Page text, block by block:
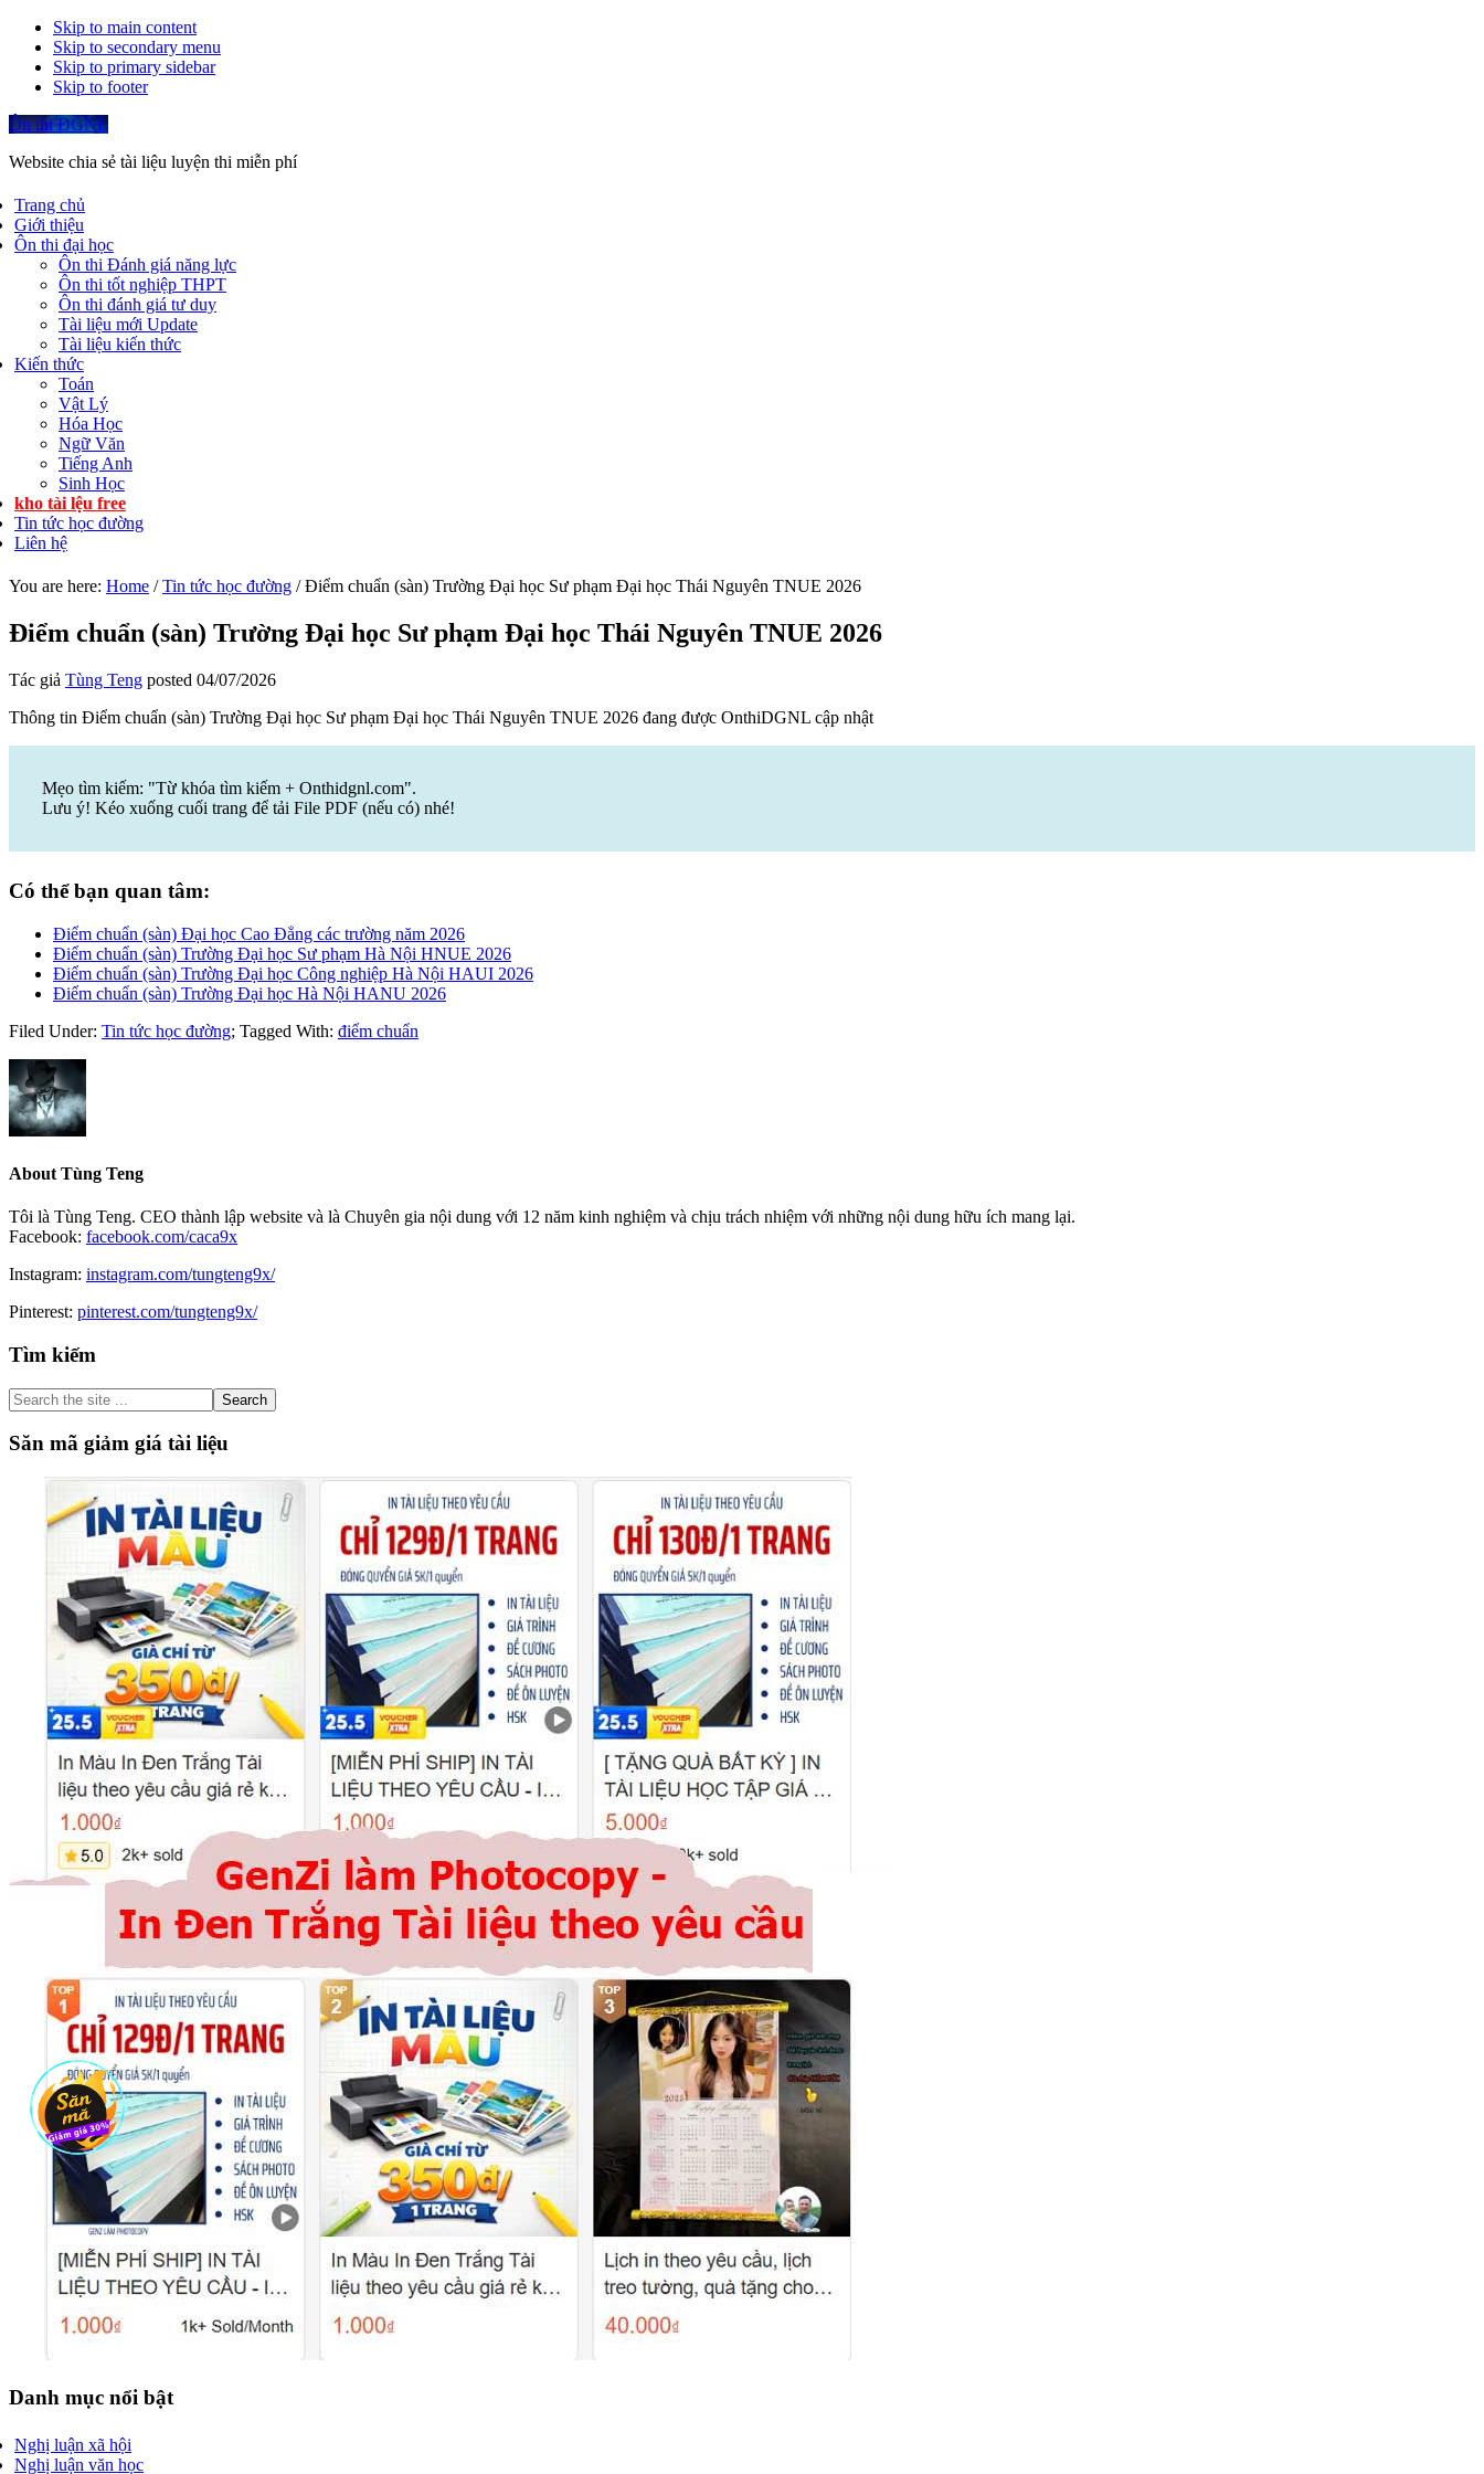
Skip to main content
Skip to secondary menu
Skip to primary sidebar
Skip to footer
Ôn thi ĐGNL
Website chia sẻ tài liệu luyện thi miễn phí
Trang chủ
Giới thiệu
Ôn thi đại học
Ôn thi Đánh giá năng lực
Ôn thi tốt nghiệp THPT
Ôn thi đánh giá tư duy
Tài liệu mới Update
Tài liệu kiến thức
Kiến thức
Toán
Vật Lý
Hóa Học
Ngữ Văn
Tiếng Anh
Sinh Học
kho tài lệu free
Tin tức học đường
Liên hệ
You are here: Home / Tin tức học đường /Điểm chuẩn (sàn) Trường Đại học Sư phạm Đại học Thái Nguyên TNUE 2026
Điểm chuẩn (sàn) Trường Đại học Sư phạm Đại học Thái Nguyên TNUE 2026
Tác giả Tùng Teng posted 04/07/2026
Thông tin Điểm chuẩn (sàn) Trường Đại học Sư phạm Đại học Thái Nguyên TNUE 2026 đang được OnthiDGNL cập nhật
Mẹo tìm kiếm: "Từ khóa tìm kiếm + Onthidgnl.com".
Lưu ý! Kéo xuống cuối trang để tải File PDF (nếu có) nhé!
Có thể bạn quan tâm:
Điểm chuẩn (sàn) Đại học Cao Đẳng các trường năm 2026
Điểm chuẩn (sàn) Trường Đại học Sư phạm Hà Nội HNUE 2026
Điểm chuẩn (sàn) Trường Đại học Công nghiệp Hà Nội HAUI 2026
Điểm chuẩn (sàn) Trường Đại học Hà Nội HANU 2026
Filed Under: Tin tức học đường; Tagged With: điểm chuẩn
About Tùng Teng
Tôi là Tùng Teng. CEO thành lập website và là Chuyên gia nội dung với 12 năm kinh nghiệm và chịu trách nhiệm với những nội dung hữu ích mang lại.
Facebook: facebook.com/caca9x
Instagram: instagram.com/tungteng9x/
Pinterest: pinterest.com/tungteng9x/
Primary
Sidebar
Tìm kiếm
Search
the
site
...
Săn mã giảm giá tài liệu
Danh mục nổi bật
Nghị luận xã hội
Nghị luận văn học